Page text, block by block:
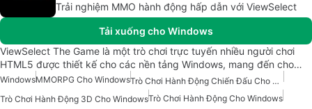
Trải nghiệm MMO hành động hấp dẫn với ViewSelect
Tải xuống cho Windows
ViewSelect The Game là một trò chơi trực tuyến nhiều người chơi
HTML5 được thiết kế cho các nền tảng Windows, mang đến cho…
WindowsMMORPG Cho Windows
Trò Chơi Hành Động Chiến Đấu Cho Windows
Trò Chơi Hành Động 3D Cho WindowsTrò Chơi Hành Động Cho Windows